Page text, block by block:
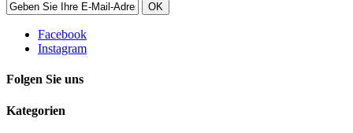
OK
Facebook
Instagram
Folgen Sie uns
Kategorien